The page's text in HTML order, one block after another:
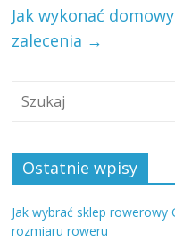
Jak wykonać
zalecenia →
Ostatnie wpisy
Jak wybrać sklep
rozmiaru roweru